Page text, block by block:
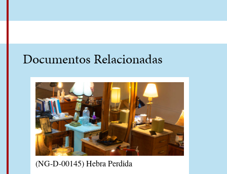
Documentos Relacionadas
(NG-D-00145) Hebra Perdida